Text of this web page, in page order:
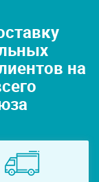
на